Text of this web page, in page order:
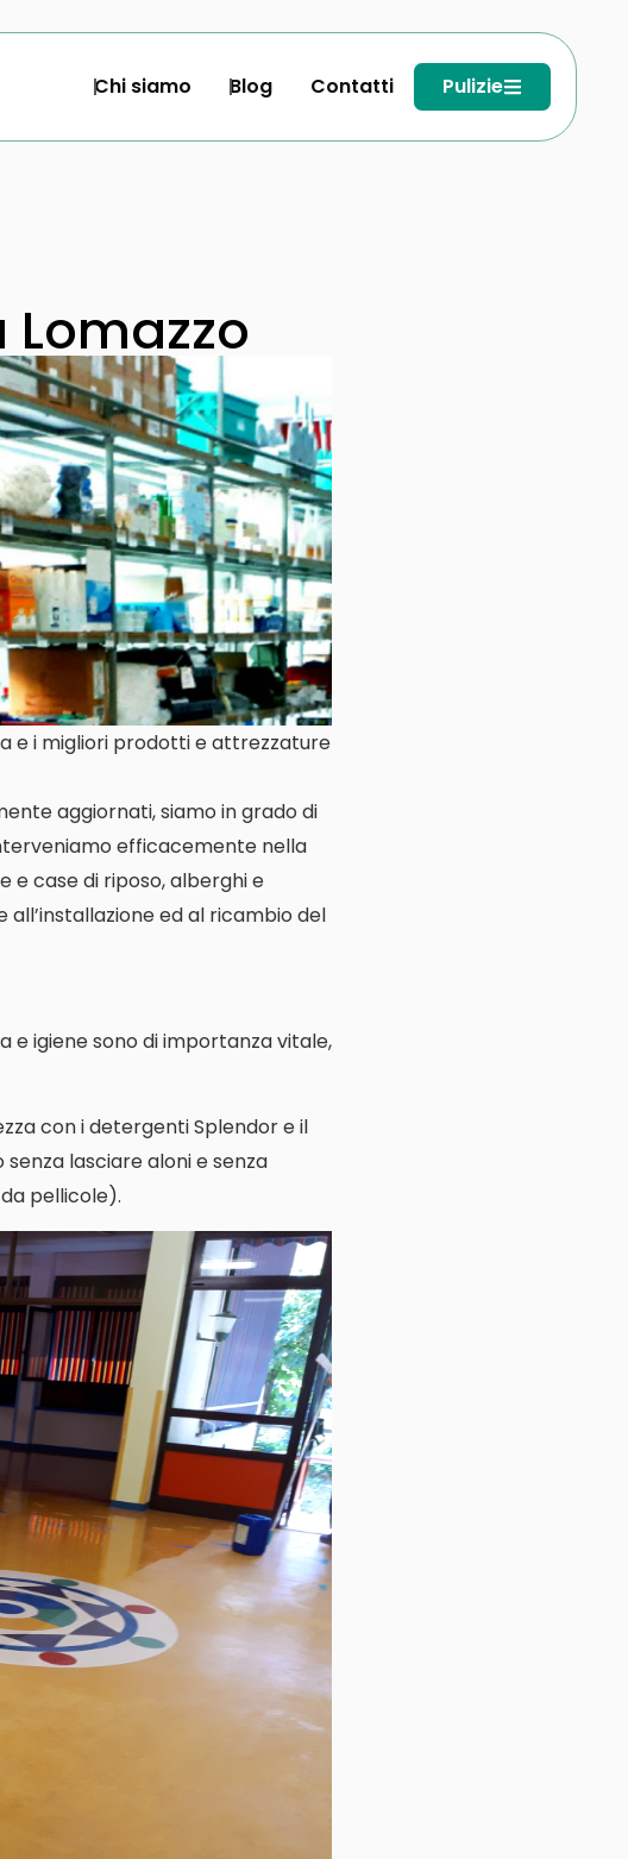
Chi siamo Blog Contatti Pulizie
e i migliori prodotti e attrezzature
aggiornati, siamo in grado di
efficacemente nella
e case di riposo, alberghi e
ed al ricambio del
e igiene sono di importanza vitale,
con i detergenti Splendor e il
lasciare aloni e senza
pellicole).